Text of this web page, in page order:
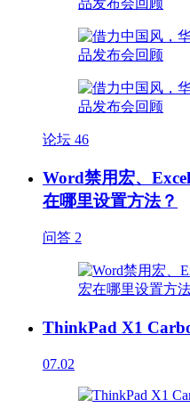
论坛 46
Word禁用宏、
在哪里设置方法？
问答 2
ThinkPad X1
07.02